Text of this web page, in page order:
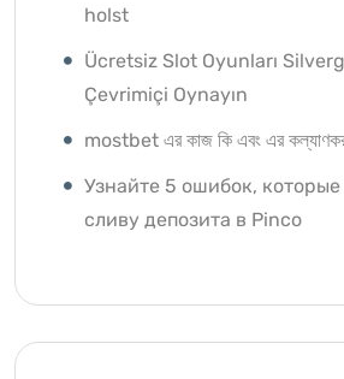
holst
Ücretsiz Slot Oyunları
Çevrimiçi Oynayın ️
mostbet এর কাজ কি এবং এর
Узнайте 5 ошибок,
сливу депозита в Pinco